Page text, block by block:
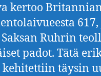
kertoo
Ruhrin
padot. Tätä
kehitettiin täysin